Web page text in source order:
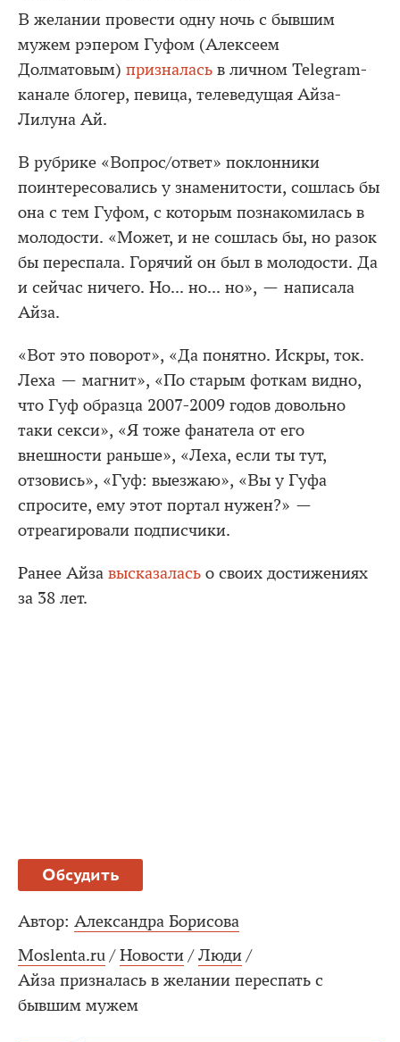
В желании провести одну ночь с бывшим
мужем рэпером Гуфом (Алексеем
Долматовым) призналась в личном Telegram-
канале блогер, певица, телеведущая Айза-
Лилуна Ай.
В рубрике «Вопрос/ответ» поклонники
поинтересовались у знаменитости, сошлась бы
она с тем Гуфом, с которым познакомилась в
молодости. «Может, и не сошлась бы, но разок
бы переспала. Горячий он был в молодости. Да
и сейчас ничего. Но... но... но», — написала
Айза.
«Вот это поворот», «Да понятно. Искры, ток.
Леха — магнит», «По старым фоткам видно,
что Гуф образца 2007-2009 годов довольно
таки секси», «Я тоже фанатела от его
внешности раньше», «Леха, если ты тут,
отзовись», «Гуф: выезжаю», «Вы у Гуфа
спросите, ему этот портал нужен?» —
отреагировали подписчики.
Ранее Айза высказалась о своих достижениях
за 38 лет.
Обсудить
Автор: Александра Борисова
Moslenta.ru / Новости / Люди /
Айза призналась в желании переспать с
бывшим мужем